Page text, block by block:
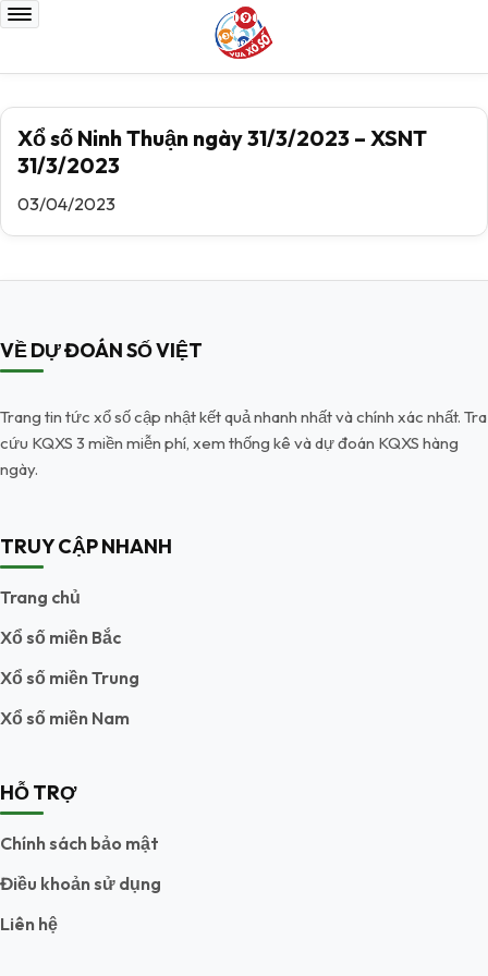
Xổ số Ninh Thuận ngày 31/3/2023 – XSNT
31/3/2023
03/04/2023
VỀ DỰ ĐOÁN SỐ VIỆT
Trang tin tức xổ số cập nhật kết quả nhanh nhất và chính xác nhất. Tra
cứu KQXS 3 miền miễn phí, xem thống kê và dự đoán KQXS hàng
ngày.
TRUY CẬP NHANH
Trang chủ
Xổ số miền Bắc
Xổ số miền Trung
Xổ số miền Nam
HỖ TRỢ
Chính sách bảo mật
Điều khoản sử dụng
Liên hệ